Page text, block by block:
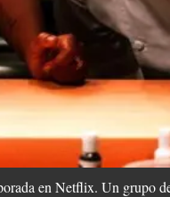
en Netflix. Un grupo